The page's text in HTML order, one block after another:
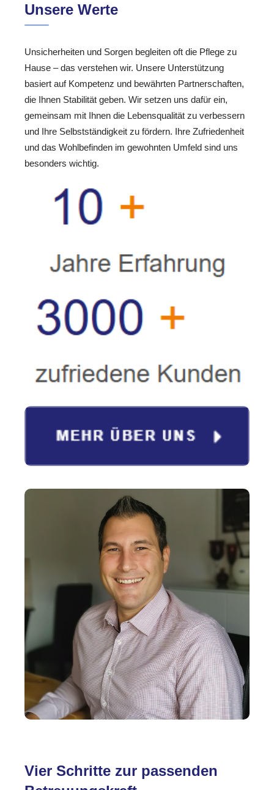
Unsere Werte
Unsicherheiten und Sorgen begleiten oft die Pflege zu
Hause – das verstehen wir. Unsere Unterstützung
basiert auf Kompetenz und bewährten Partnerschaften,
die Ihnen Stabilität geben. Wir setzen uns dafür ein,
gemeinsam mit Ihnen die Lebensqualität zu verbessern
und Ihre Selbstständigkeit zu fördern. Ihre Zufriedenheit
und das Wohlbefinden im gewohnten Umfeld sind uns
besonders wichtig.
Vier Schritte zur passenden